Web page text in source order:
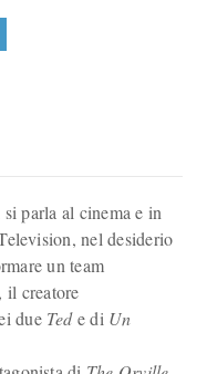
parla al cinema e in
nel desiderio
un team
, il creatore
due Tede di Un